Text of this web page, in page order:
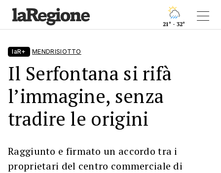
21° - 32°
laR+ MENDRISIOTTO
Il Serfontana si rifà
l’immagine, senza
tradire le origini
Raggiunto e firmato un accordo tra i
proprietari del centro commerciale di